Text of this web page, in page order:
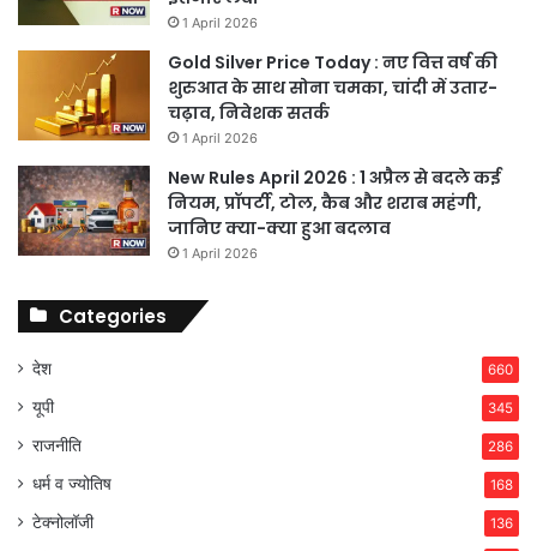
1 April 2026
Gold Silver Price Today : नए वित्त वर्ष की
शुरुआत के साथ सोना चमका, चांदी में उतार-
चढ़ाव, निवेशक सतर्क
1 April 2026
New Rules April 2026 : 1 अप्रैल से बदले कई
नियम, प्रॉपर्टी, टोल, कैब और शराब महंगी,
जानिए क्या-क्या हुआ बदलाव
1 April 2026
Categories
देश 660
यूपी 345
राजनीति 286
धर्म व ज्योतिष 168
टेक्नोलॉजी 136